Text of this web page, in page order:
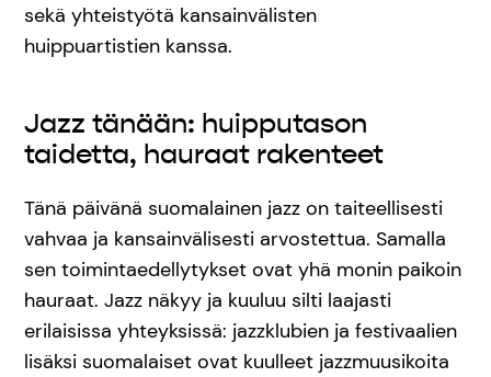
sekä yhteistyötä kansainvälisten
huippuartistien kanssa.
Jazz tänään: huipputason
taidetta, hauraat rakenteet
Tänä päivänä suomalainen jazz on taiteellisesti
vahvaa ja kansainvälisesti arvostettua. Samalla
sen toimintaedellytykset ovat yhä monin paikoin
hauraat. Jazz näkyy ja kuuluu silti laajasti
erilaisissa yhteyksissä: jazzklubien ja festivaalien
lisäksi suomalaiset ovat kuulleet jazzmuusikoita